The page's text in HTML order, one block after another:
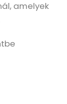
amelyek